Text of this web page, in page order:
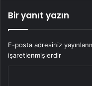
Bir yanıt yazın
E-posta adresiniz
işaretlenmişlerdir